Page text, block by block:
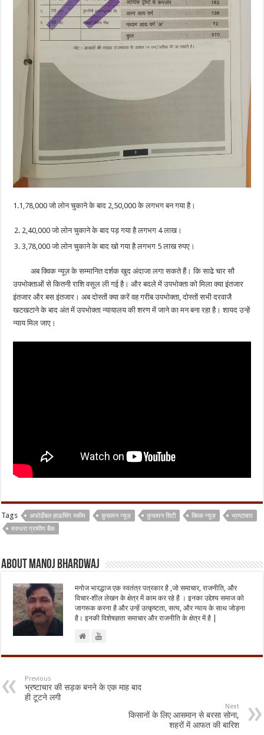
1.1,78,000 जो लोन चुकाने के बाद 2,50,000 के लगभग बन गया है।
2,40,000 जो लोन चुकाने के बाद पड़ गया है लगभग 4 लाख।
3,78,000 जो लोन चुकाने के बाद खो गया है लगभग 5 लाख रुपए।
अब क्विक न्यूज़ के सम्मानित दर्शक खुद अंदाजा लगा सकते हैं। कि साढे चार सौ
उपभोक्ताओं से कितनी राशि वसूल ली गई है। और बदले में उपभोक्ता को मिला क्या इंतजार
इंतजार और बस इंतजार। अब दोस्तों क्या करें वह गरीब उपभोक्ता, दोस्तों सभी दरवाजै
खटखटाने के बाद अंत में उपभोक्ता न्यायालय की शरण में जाने का मन बना रहा है। शायद उन्हें
न्याय मिल जाए।
Tags अफोर्डेबल हाऊसिंग स्कीम कुचामन न्यूज़ कुचामन सिटी क्विक न्यूज़
भ्रष्टाचार
मरुधरा ग्रामीण बैंक
About Manoj Bhardwaj
मनोज भारद्धाज एक स्वतंत्र पत्रकार है ,जो समाचार, राजनीति, और
विचार-शील लेखन के क्षेत्र में काम कर रहे है । इनका उद्देश्य समाज को
जागरूक करना है और उन्हें उत्कृष्टता, सत्य, और न्याय के साथ जोड़ना
है। इनकी विशेषज्ञता समाचार और राजनीति के क्षेत्र में है |
Previous
भ्रष्टाचार की सड़क बनने के एक माह बाद
ही टूटने लगी
Next
किसानों के लिए आसमान से बरसा सोना,
शहरों में आफत की बारिश